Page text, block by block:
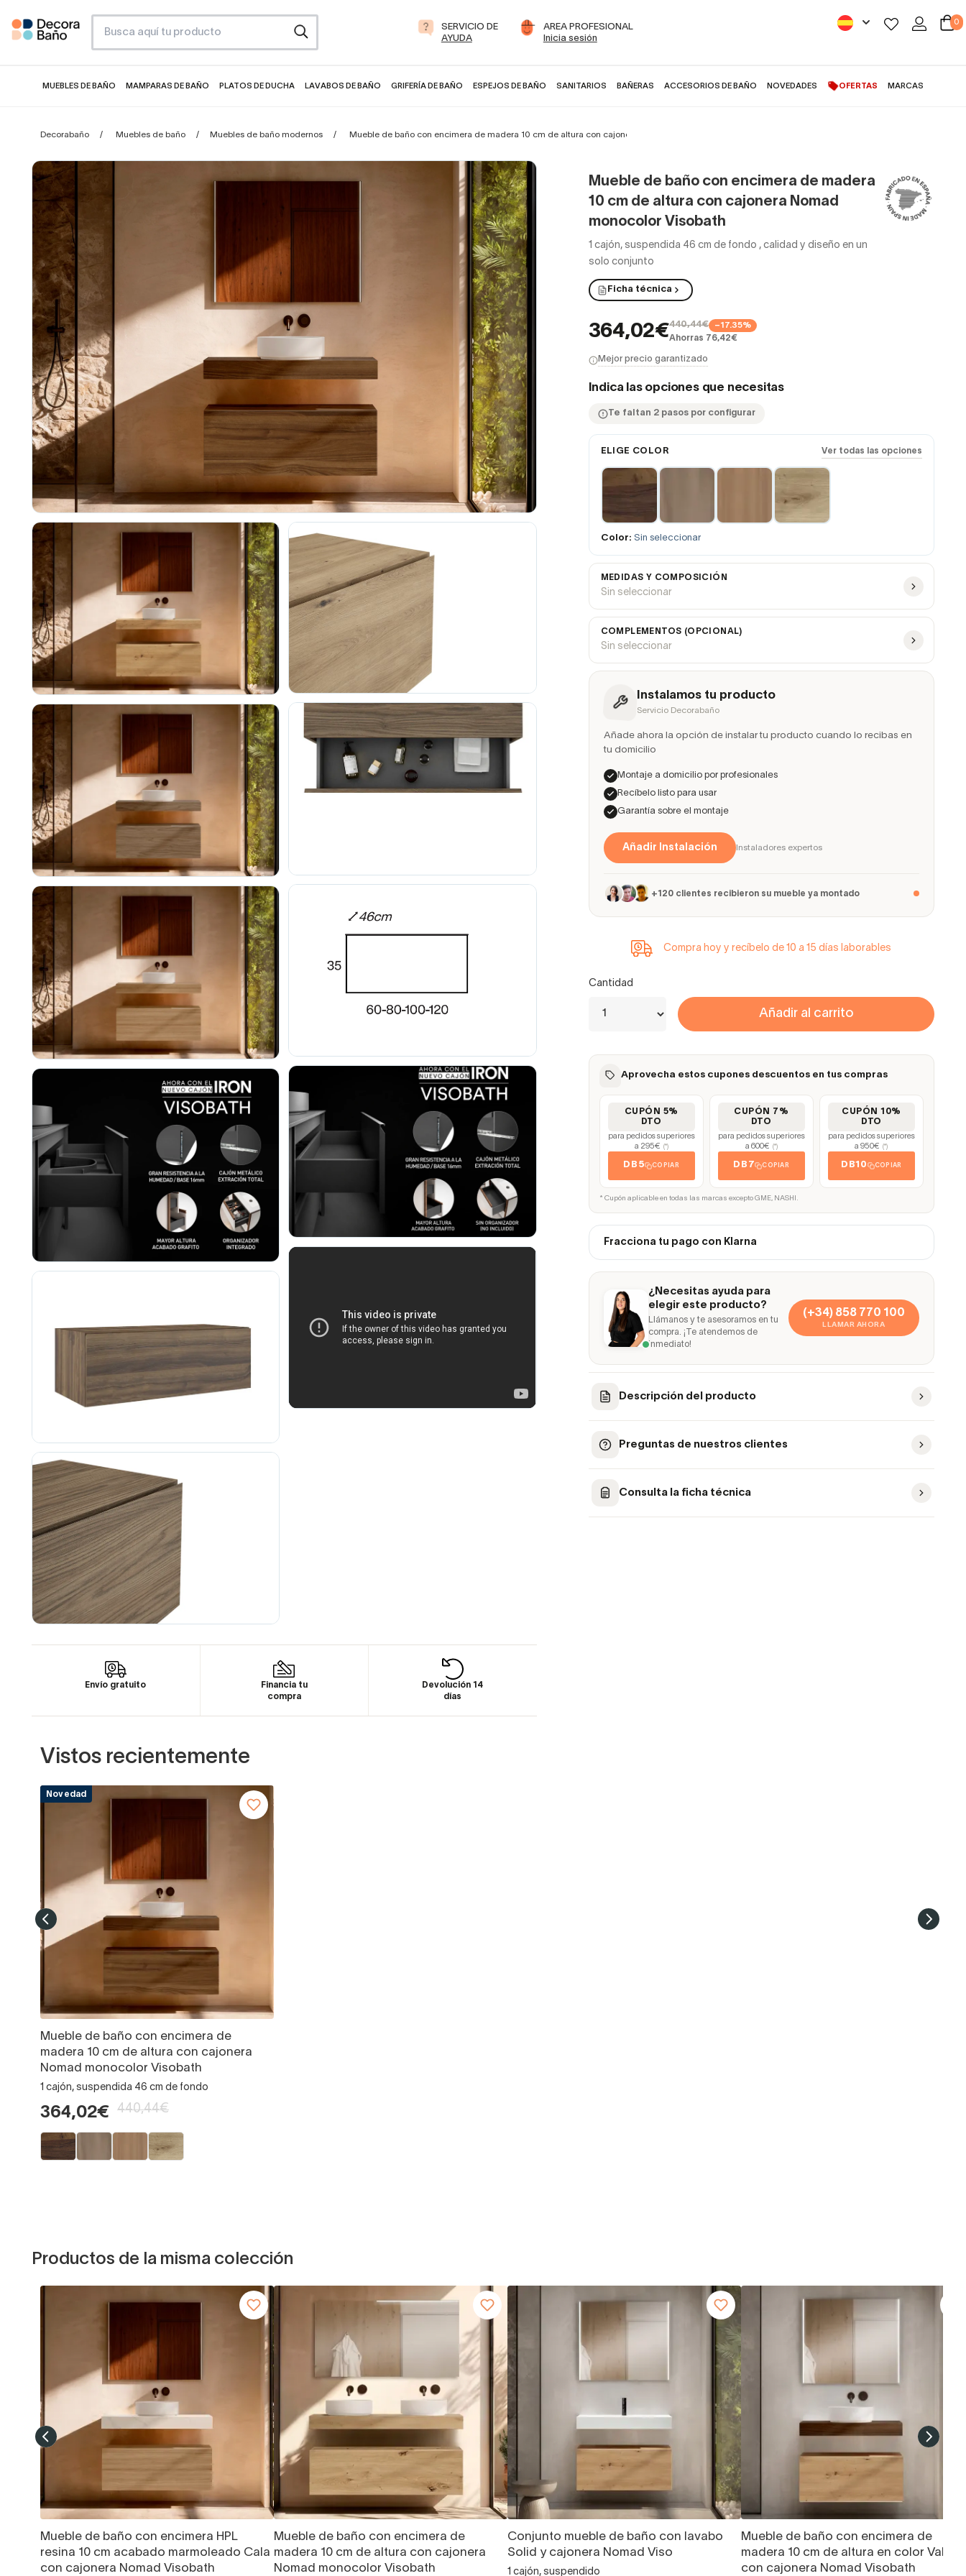
SERVICIO DE
AYUDA
AREA PROFESIONAL
Inicia sesión
0
MUEBLES DE BAÑO MAMPARAS DE BAÑO PLATOS DE DUCHA LAVABOS DE BAÑO GRIFERÍA DE BAÑO ESPEJOS DE BAÑO SANITARIOS BAÑERAS ACCESORIOS DE BAÑO NOVEDADES OFERTAS MARCAS
Decorabaño Muebles de baño Muebles de baño modernos Mueble de baño con encimera de madera 10 cm de altura con cajonera Nomad monocolor Visobath
Envío gratuito
Financia tu
compra
Devolución 14
días
Mueble de baño con encimera de madera
10 cm de altura con cajonera Nomad
monocolor Visobath
1 cajón, suspendida 46 cm de fondo , calidad y diseño en un
solo conjunto
Ficha técnica
364,02€440,44€ −17.35%
Ahorras 76,42€
Mejor precio garantizado
Indica las opciones que necesitas
Te faltan 2 pasos por configurar
ELIGE COLOR Ver todas las opciones
Color: Sin seleccionar
MEDIDAS Y COMPOSICIÓN
Sin seleccionar
COMPLEMENTOS (OPCIONAL)
Sin seleccionar
Instalamos tu producto
Servicio Decorabaño
Añade ahora la opción de instalar tu producto cuando lo recibas en
tu domicilio
Montaje a domicilio por profesionales
Recíbelo listo para usar
Garantía sobre el montaje
Añadir Instalación Instaladores expertos
+120 clientes recibieron su mueble ya montado
Compra hoy y recíbelo de 10 a 15 días laborables
Cantidad
Añadir al carrito
Aprovecha estos cupones descuentos en tus compras
CUPÓN 5%
DTO
para pedidos superiores
a 295€
(*)
DB5 COPIAR
CUPÓN 7%
DTO
para pedidos superiores
a 600€
(*)
DB7 COPIAR
CUPÓN 10%
DTO
para pedidos superiores
a 950€
(*)
DB10 COPIAR
* Cupón aplicable en todas las marcas excepto GME, NASHI.
Fracciona tu pago con Klarna
¿Necesitas ayuda para
elegir este producto?
Llámanos y te asesoramos en tu
compra. ¡Te atendemos de
inmediato!
(+34) 858 770 100
LLAMAR AHORA
Descripción del producto
Preguntas de nuestros clientes
Consulta la ficha técnica
Vistos recientemente
Novedad
Mueble de baño con encimera de
madera 10 cm de altura con cajonera
Nomad monocolor Visobath
1 cajón, suspendida 46 cm de fondo
364,02€ 440,44€
Productos de la misma colección
Mueble de baño con encimera HPL
resina 10 cm acabado marmoleado Cala
con cajonera Nomad Visobath
Mueble de baño con encimera de
madera 10 cm de altura con cajonera
Nomad monocolor Visobath
Conjunto mueble de baño con lavabo
Solid y cajonera Nomad Viso
1 cajón, suspendido
Mueble de baño con encimera de
madera 10 cm de altura en color Valenti
con cajonera Nomad Visobath